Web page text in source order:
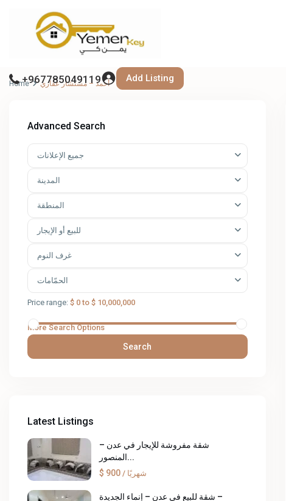
+967785049119 Add Listing
Home أحمد – مستشار عقاري
Advanced Search
جميع الإعلانات
المدينة
المنطقة
للبيع أو الإيجار
غرف النوم
الحمّامات
Price range: $ 0 to $ 10,000,000
More Search Options
Search
Latest Listings
شقة مفروشة للإيجار في عدن –
المنصور...
$ 900
/ شهريًا
شقة للبيع في عدن – إنماء الجديدة –